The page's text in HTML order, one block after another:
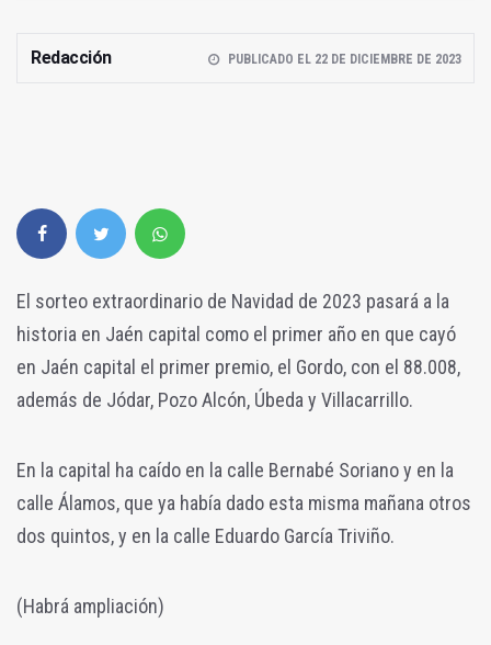
Redacción PUBLICADO EL 22 DE DICIEMBRE DE 2023
El sorteo extraordinario de Navidad de 2023 pasará a la
historia en Jaén capital como el primer año en que cayó
en Jaén capital el primer premio, el Gordo, con el 88.008,
además de Jódar, Pozo Alcón, Úbeda y Villacarrillo.
En la capital ha caído en la calle Bernabé Soriano y en la
calle Álamos, que ya había dado esta misma mañana otros
dos quintos, y en la calle Eduardo García Triviño.
(Habrá ampliación)